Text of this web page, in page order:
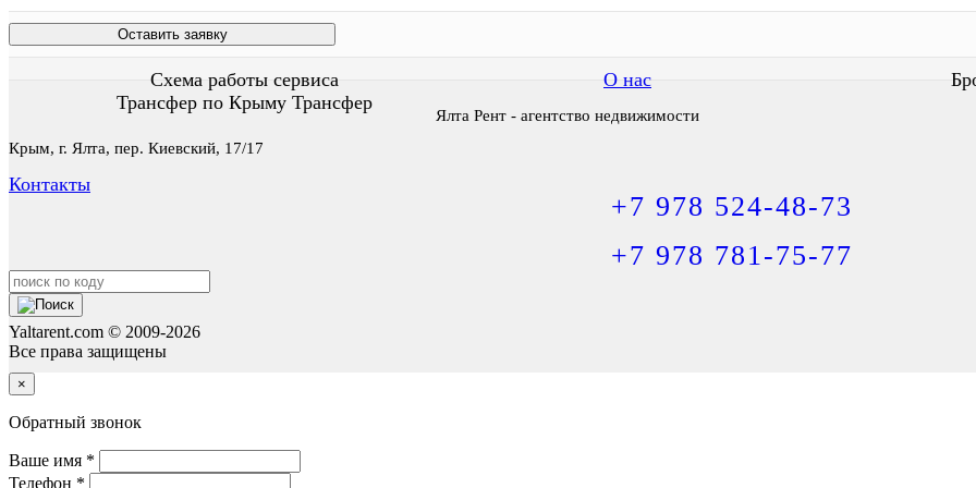
Оставить заявку
Схема работы сервиса О нас
Трансфер по Крыму Трансфер
Ялта Рент - агентство недвижимости
Крым, г. Ялта, пер. Киевский, 17/17
Контакты
+7 978 524-48-73
+7 978 781-75-77
Yaltarent.com © 2009-2026
Все права защищены
×
Обратный звонок
Ваше имя *
Телефон *